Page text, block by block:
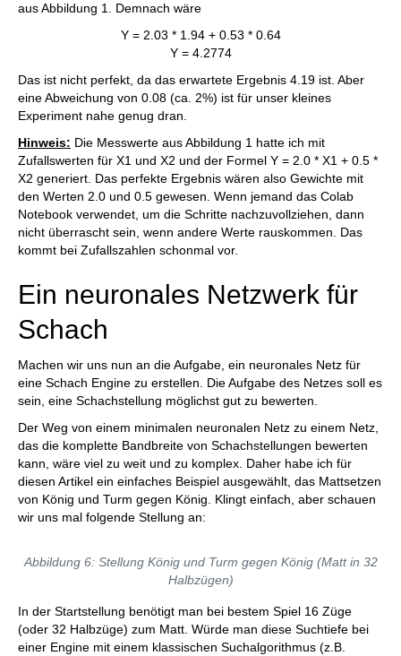
aus Abbildung 1. Demnach wäre
Y = 2.03 * 1.94 + 0.53 * 0.64
Y = 4.2774
Das ist nicht perfekt, da das erwartete Ergebnis 4.19 ist. Aber
eine Abweichung von 0.08 (ca. 2%) ist für unser kleines
Experiment nahe genug dran.
Hinweis: Die Messwerte aus Abbildung 1 hatte ich mit
Zufallswerten für X1 und X2 und der Formel Y = 2.0 * X1 + 0.5 *
X2 generiert. Das perfekte Ergebnis wären also Gewichte mit
den Werten 2.0 und 0.5 gewesen. Wenn jemand das Colab
Notebook verwendet, um die Schritte nachzuvollziehen, dann
nicht überrascht sein, wenn andere Werte rauskommen. Das
kommt bei Zufallszahlen schonmal vor.
Ein neuronales Netzwerk für
Schach
Machen wir uns nun an die Aufgabe, ein neuronales Netz für
eine Schach Engine zu erstellen. Die Aufgabe des Netzes soll es
sein, eine Schachstellung möglichst gut zu bewerten.
Der Weg von einem minimalen neuronalen Netz zu einem Netz,
das die komplette Bandbreite von Schachstellungen bewerten
kann, wäre viel zu weit und zu komplex. Daher habe ich für
diesen Artikel ein einfaches Beispiel ausgewählt, das Mattsetzen
von König und Turm gegen König. Klingt einfach, aber schauen
wir uns mal folgende Stellung an:
Abbildung 6: Stellung König und Turm gegen König (Matt in 32
Halbzügen)
In der Startstellung benötigt man bei bestem Spiel 16 Züge
(oder 32 Halbzüge) zum Matt. Würde man diese Suchtiefe bei
einer Engine mit einem klassischen Suchalgorithmus (z.B.